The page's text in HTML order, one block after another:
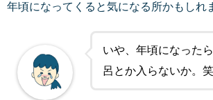
年頃になってくると気になる所かもしれ
いや、年頃になった
呂とか入らないか。笑